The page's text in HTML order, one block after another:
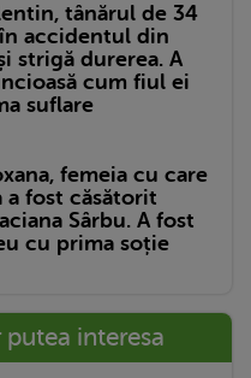
tânărul de 34
accidentul din
strigă durerea. A
cum fiul ei
suflare
femeia cu care
a fost căsătorit
Sârbu. A fost
cu prima soție
interesa